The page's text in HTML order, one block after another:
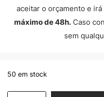
aceitar o orçamento e
máximo de 48h. Caso
sem
50 em stock